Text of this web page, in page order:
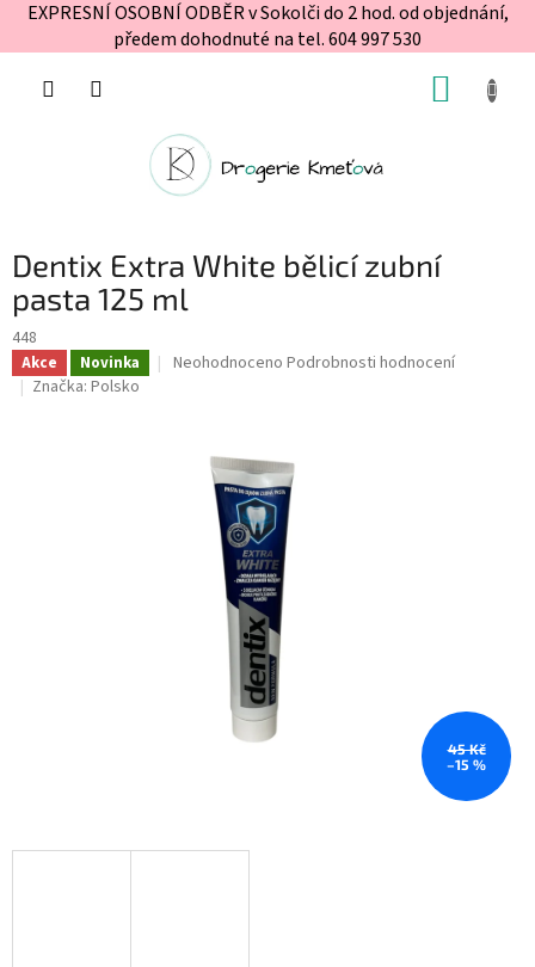
EXPRESNÍ OSOBNÍ ODBĚR v Sokolči do 2 hod. od objednání,
předem dohodnuté na tel. 604 997 530
Dentix Extra White bělicí zubní
pasta 125 ml
448
Akce Novinka
Průměrné
hvězdiček.
Neohodnoceno Podrobnosti hodnocení
Značka: Polsko
45 Kč
–15 %